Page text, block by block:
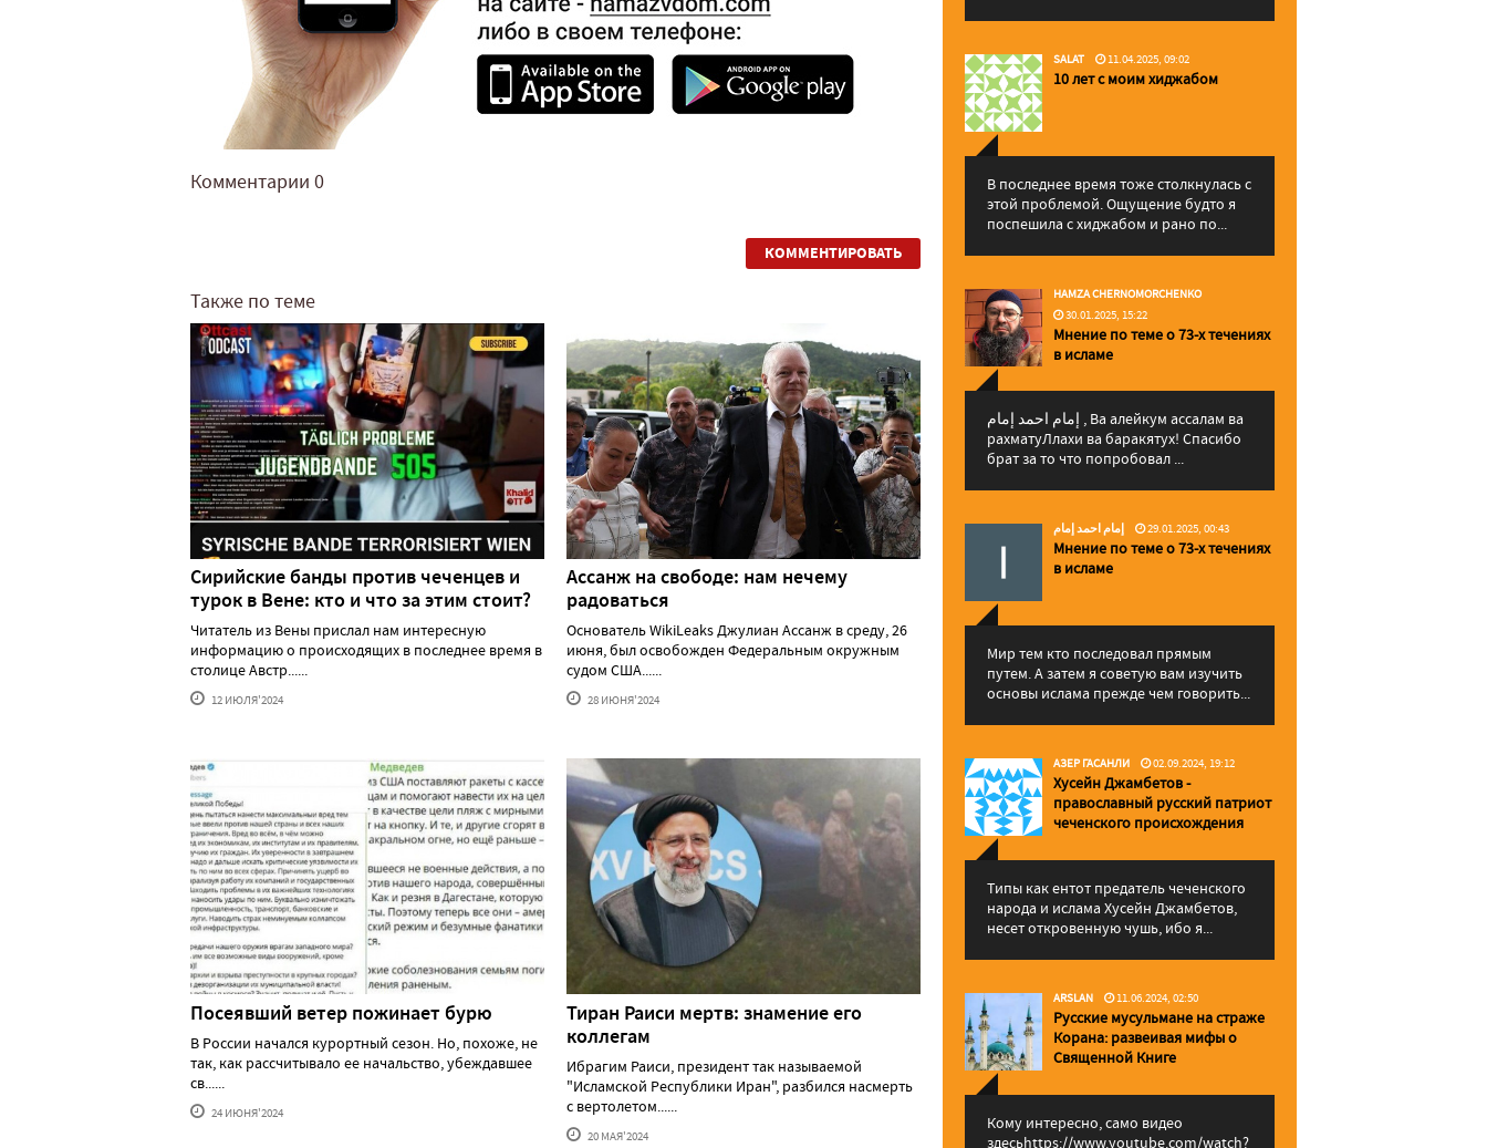
Комментарии 0
КОММЕНТИРОВАТЬ
Также по теме
Сирийские банды против чеченцев и
турок в Вене: кто и что за этим стоит?
Читатель из Вены прислал нам интересную
информацию о происходящих в последнее время в
столице Австр......
12 ИЮЛЯ'2024
Ассанж на свободе: нам нечему
радоваться
Основатель WikiLeaks Джулиан Ассанж в среду, 26
июня, был освобожден Федеральным окружным
судом США......
28 ИЮНЯ'2024
Посеявший ветер пожинает бурю
В России начался курортный сезон. Но, похоже, не
так, как рассчитывало ее начальство, убеждавшее
св......
24 ИЮНЯ'2024
Тиран Раиси мертв: знамение его
коллегам
Ибрагим Раиси, президент так называемой
"Исламской Республики Иран", разбился насмерть
с вертолетом......
20 МАЯ'2024
SALAT 11.04.2025, 09:02
10 лет с моим хиджабом
В последнее время тоже столкнулась с
этой проблемой. Ощущение будто я
поспешила с хиджабом и рано по...
HAMZA CHERNOMORCHENKO
30.01.2025, 15:22
Мнение по теме о 73-х течениях
в исламе
إمام احمد إمام , Ва алейкум ассалам ва
рахматуЛлахи ва баракятух! Спасибо
брат за то что попробовал ...
إمام احمد إمام 29.01.2025, 00:43
Мнение по теме о 73-х течениях
в исламе
Мир тем кто последовал прямым
путем. А затем я советую вам изучить
основы ислама прежде чем говорить...
АЗЕР ГАСАНЛИ 02.09.2024, 19:12
Хусейн Джамбетов -
православный русский патриот
чеченского происхождения
Типы как ентот предатель чеченского
народа и ислама Хусейн Джамбетов,
несет откровенную чушь, ибо я...
ARSLAN 11.06.2024, 02:50
Русские мусульмане на страже
Корана: pазвеивая мифы о
Священной Книге
Кому интересно, само видео
здесьhttps://www.youtube.com/watch?